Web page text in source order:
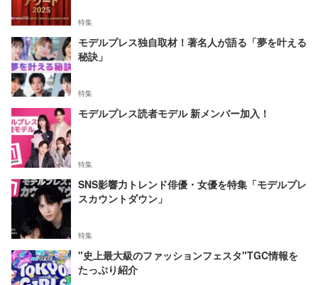
特集
モデルプレス独自取材！著名人が語る「夢を叶える
秘訣」
特集
モデルプレス読者モデル 新メンバー加入！
特集
SNS影響力トレンド俳優・女優を特集「モデルプレ
スカウントダウン」
特集
"史上最大級のファッションフェスタ"TGC情報を
たっぷり紹介